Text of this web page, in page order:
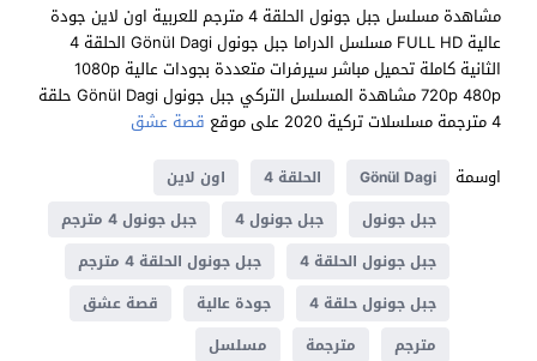
مشاهدة مسلسل جبل جونول الحلقة 4 مترجم للعربية اون لاين جودة
عالية FULL HD مسلسل الدراما جبل جونول Gönül Dagi الحلقة 4
الثانية كاملة تحميل مباشر سيرفرات متعددة بجودات عالية 1080p
720p 480p مشاهدة المسلسل التركي جبل جونول Gönül Dagi حلقة
4 مترجمة مسلسلات تركية 2020 على موقع
قصة عشق
اوسمة
Gönül Dagi الحلقة 4
اون لاين
جبل جونول
جبل جونول 4
جبل جونول 4 مترجم
جبل جونول الحلقة 4
جبل جونول الحلقة 4 مترجم
جبل جونول حلقة 4
جودة عالية
قصة عشق
مترجم
مترجمة
مسلسل